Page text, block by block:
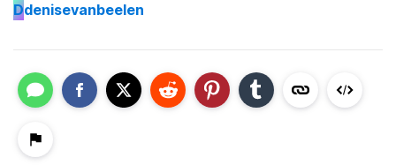
Ddenisevanbeelen